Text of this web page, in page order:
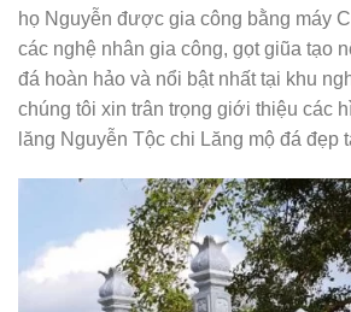
họ Nguyễn được gia công bằng máy
các nghệ nhân gia công, gọt giũa tạo
đá hoàn hảo và nổi bật nhất tại khu
chúng tôi xin trân trọng giới thiệu các
lăng Nguyễn Tộc chi Lăng mộ đá đẹp